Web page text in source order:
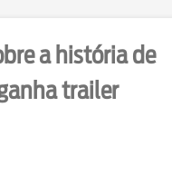
a história de
trailer